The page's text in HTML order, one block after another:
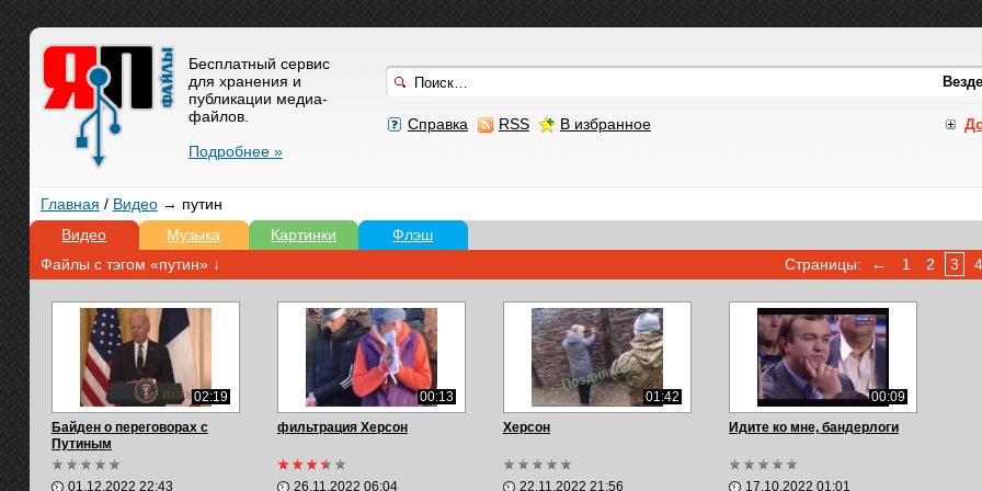
Справка RSS В избранное
Бесплатный сервис
для хранения и
публикации медиа-
файлов.
Подробнее »
Главная / Видео→ путин
Видео
Музыка Картинки Флэш
Файлы с тэгом «путин» ↓
Страницы: ← 1 2 3 4
02:19
Байден о переговорах с
Путиным
01.12.2022 22:43
00:13
фильтрация Херсон
26.11.2022 06:04
01:42
Херсон
22.11.2022 21:56
00:09
Идите ко мне, бандерлоги
17.10.2022 01:01